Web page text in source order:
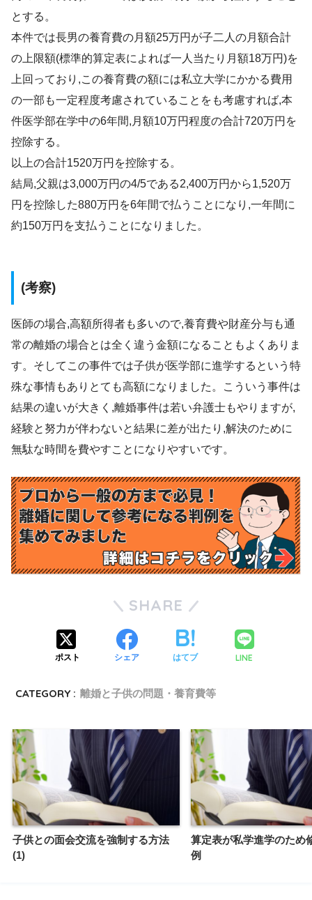
とする。
本件では長男の養育費の月額25万円が子二人の月額合計
の上限額(標準的算定表によれば一人当たり月額18万円)を
上回っており,この養育費の額には私立大学にかかる費用
の一部も一定程度考慮されていることをも考慮すれば,本
件医学部在学中の6年間,月額10万円程度の合計720万円を
控除する。
以上の合計1520万円を控除する。
結局,父親は3,000万円の4/5である2,400万円から1,520万
円を控除した880万円を6年間で払うことになり,一年間に
約150万円を支払うことになりました。
(考察)
医師の場合,高額所得者も多いので,養育費や財産分与も通
常の離婚の場合とは全く違う金額になることもよくありま
す。そしてこの事件では子供が医学部に進学するという特
殊な事情もありとても高額になりました。こういう事件は
結果の違いが大きく,離婚事件は若い弁護士もやりますが,
経験と努力が伴わないと結果に差が出たり,解決のために
無駄な時間を費やすことになりやすいです。
SHARE
ポスト シェア はてブ LINE
CATEGORY : 離婚と子供の問題・養育費等
子供との面会交流を強制する方法
(1)
算定表が私学進学のため
例